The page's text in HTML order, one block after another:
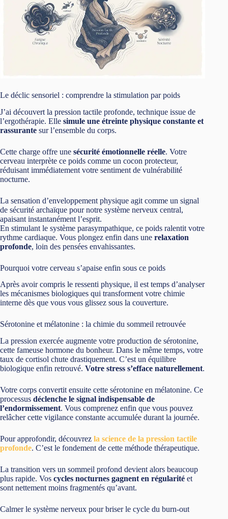
Le déclic sensoriel : comprendre la stimulation par poids
J’ai découvert la pression tactile profonde, technique issue de
l’ergothérapie. Elle simule une étreinte physique constante et
rassurante sur l’ensemble du corps.
Cette charge offre une sécurité émotionnelle réelle. Votre
cerveau interprète ce poids comme un cocon protecteur,
réduisant immédiatement votre sentiment de vulnérabilité
nocturne.
La sensation d’enveloppement physique agit comme un signal
de sécurité archaïque pour notre système nerveux central,
apaisant instantanément l’esprit.
En stimulant le système parasympathique, ce poids ralentit votre
rythme cardiaque. Vous plongez enfin dans une relaxation
profonde, loin des pensées envahissantes.
Pourquoi votre cerveau s’apaise enfin sous ce poids
Après avoir compris le ressenti physique, il est temps d’analyser
les mécanismes biologiques qui transforment votre chimie
interne dès que vous vous glissez sous la couverture.
Sérotonine et mélatonine : la chimie du sommeil retrouvée
La pression exercée augmente votre production de sérotonine,
cette fameuse hormone du bonheur. Dans le même temps, votre
taux de cortisol chute drastiquement. C’est un équilibre
biologique enfin retrouvé. Votre stress s’efface naturellement.
Votre corps convertit ensuite cette sérotonine en mélatonine. Ce
processus déclenche le signal indispensable de
l’endormissement. Vous comprenez enfin que vous pouvez
relâcher cette vigilance constante accumulée durant la journée.
Pour approfondir, découvrez la science de la pression tactile
profonde. C’est le fondement de cette méthode thérapeutique.
La transition vers un sommeil profond devient alors beaucoup
plus rapide. Vos cycles nocturnes gagnent en régularité et
sont nettement moins fragmentés qu’avant.
Calmer le système nerveux pour briser le cycle du burn-out